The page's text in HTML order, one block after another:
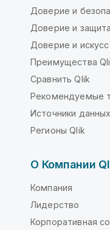
Доверие и
Доверие и
Доверие и
Преимущества
Сравнить Qlik
Рекомендуемые
Источники
Регионы Qlik
О Компании
Компания
Лидерство
Корпоративная